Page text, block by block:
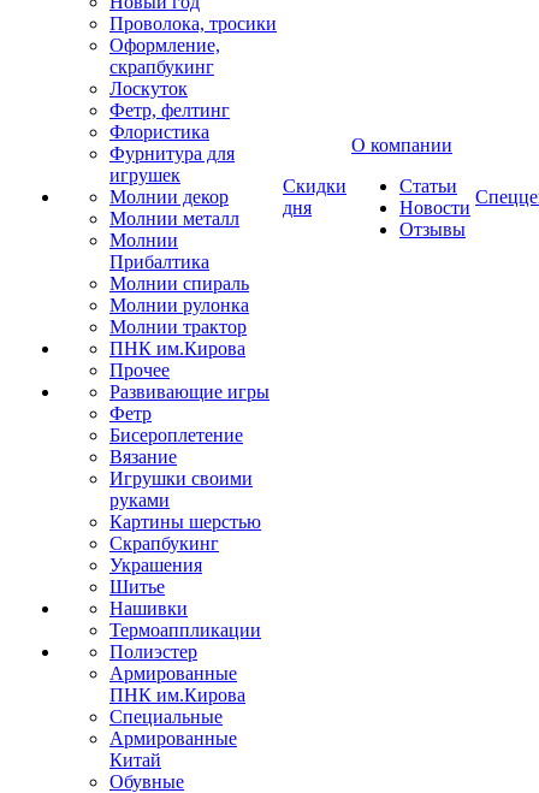
Проволока, тросики
Оформление,
скрапбукинг
Лоскуток
Фетр, фелтинг
Флористика
Фурнитура для
игрушек
Молнии декор
Молнии металл
Молнии
Прибалтика
Молнии спираль
Молнии рулонка
Молнии трактор
ПНК им.Кирова
Прочее
Развивающие игры
Фетр
Бисероплетение
Вязание
Игрушки своими
руками
Картины шерстью
Скрапбукинг
Украшения
Шитье
Нашивки
Термоаппликации
Полиэстер
Армированные
ПНК им.Кирова
Специальные
Армированные
Китай
Обувные
Скидки
дня
О компании
Статьи
Новости
Отзывы